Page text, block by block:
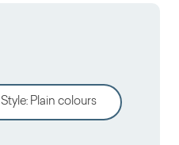
Style: Plain colours